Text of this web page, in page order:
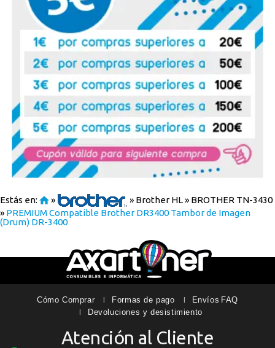
Estás en: » » Brother HL» BROTHER TN-3430
» PREMIUM Compatible Brother DR3400 Tambor de Imagen
(Drum) DR-3400
Cómo Comprar Formas de pago Envíos FAQ
Devoluciones y desistimiento
Atención al Cliente